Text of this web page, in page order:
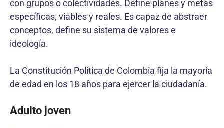
con grupos o colectividades. Define planes y metas
específicas, viables y reales. Es capaz de abstraer
conceptos, define su sistema de valores e
ideología.
La Constitución Política de Colombia fija la mayoría
de edad en los 18 años para ejercer la ciudadanía.
Adulto joven